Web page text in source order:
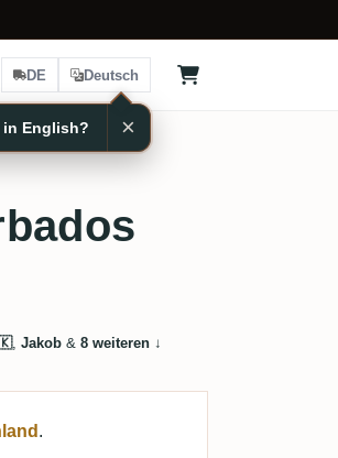
DE Deutsch
, Jakob& 8 weiteren↓
.
in English? ×